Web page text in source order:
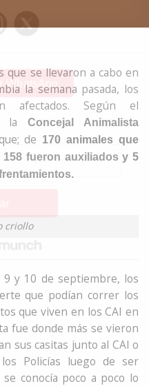
que se llevaron a cabo en
la semana pasada, los
afectados. Según el
la
Concejal Animalista
de 170 animales que
fueron auxiliados y 5
criollo
y 10 de septiembre, los
que podían correr los
que viven en los CAI en
fue donde más se vieron
sus casitas junto al CAI o
Policías luego de ser
conocía poco a poco lo